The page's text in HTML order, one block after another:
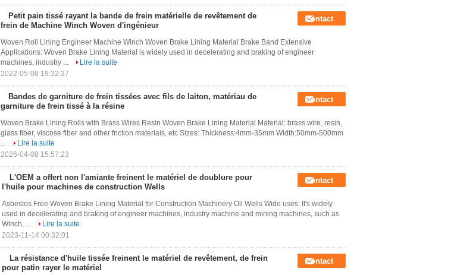
Petit pain tissé rayant la bande de frein matérielle de revêtement de
frein de Machine Winch Woven d'ingénieur
Contact
Woven Roll Lining Engineer Machine Winch Woven Brake Lining Material Brake Band Extensive
Applications: Woven Brake Lining Material is widely used in decelerating and braking of engineer
machines, industry ...
Lire la suite
2022-05-08 19:32:37
Bandes de garniture de frein tissées avec fils de laiton, matériau de
garniture de frein tissé à la résine
Contact
Woven Brake Lining Rolls with Brass Wires Resin Woven Brake Lining Material Material: brass wire, resin,
glass fiber, viscose fiber and other friction materials, etc Sizes: Thickness:4mm-35mm Width:50mm-500mm
...
Lire la suite
2026-04-08 15:57:23
L'OEM a offert non l'amiante freinent le matériel de doublure pour
l'huile pour machines de construction Wells
Contact
Asbestos Free Woven Brake Lining Material for Construction Machinery Oil Wells Wide uses: It's widely
used in decelerating and braking of engineer machines, industry machine and mining machines, such as
Winch, ...
Lire la suite
2023-11-14 00:32:01
La résistance d'huile tissée freinent le matériel de revêtement, de frein
pour patin rayer le matériel
Contact